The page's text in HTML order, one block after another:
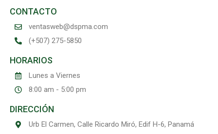
CONTACTO
ventasweb@dspma.com
(+507) 275-5850
HORARIOS
Lunes a Viernes
8:00 am - 5:00 pm
DIRECCIÓN
Urb El Carmen, Calle Ricardo Miró, Edif H-6, Panamá